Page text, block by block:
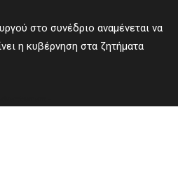
στο συνέδριο αναμένεται να
η κυβέρνηση στα ζητήματα